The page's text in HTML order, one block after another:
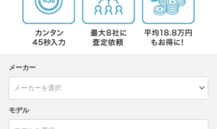
メーカー
モデル